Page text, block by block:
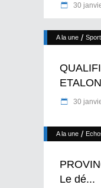
30
A la une /
30
A la une /
Le dé...